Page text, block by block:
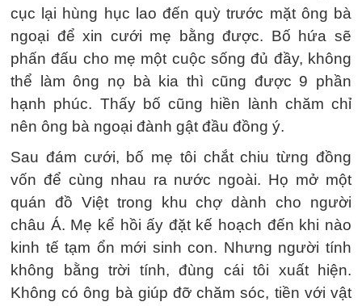
cục lại hùng hục lao đến quỳ trước mặt ông bà
ngoại để xin cưới mẹ bằng được. Bố hứa sẽ
phấn đấu cho mẹ một cuộc sống đủ đầy, không
thể làm ông nọ bà kia thì cũng được 9 phần
hạnh phúc. Thấy bố cũng hiền lành chăm chỉ
nên ông bà ngoại đành gật đầu đồng ý.
Sau đám cưới, bố mẹ tôi chắt chiu từng đồng
vốn để cùng nhau ra nước ngoài. Họ mở một
quán đồ Việt trong khu chợ dành cho người
châu Á. Mẹ kể hồi ấy đặt kế hoạch đến khi nào
kinh tế tạm ổn mới sinh con. Nhưng người tính
không bằng trời tính, đùng cái tôi xuất hiện.
Không có ông bà giúp đỡ chăm sóc, tiền với vật